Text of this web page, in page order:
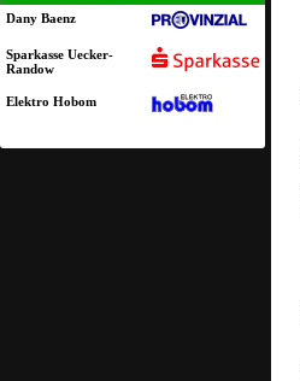
Dany Baenz
Sparkasse Uecker-
Randow
Elektro Hobom